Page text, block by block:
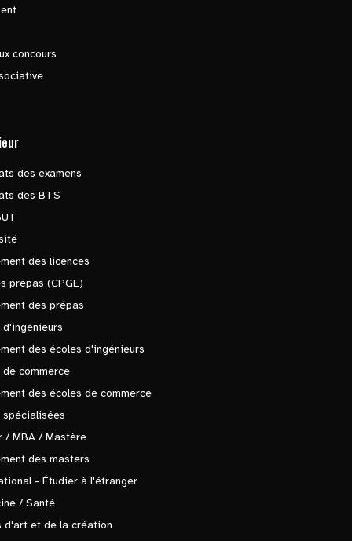
concours
des examens
des BTS
des licences
prépas (CPGE)
des prépas
d'ingénieurs
des écoles d'ingénieurs
de commerce
des écoles de commerce
spécialisées
/ MBA / Mastère
des masters
- Étudier à l'étranger
/ Santé
d'art et de la création